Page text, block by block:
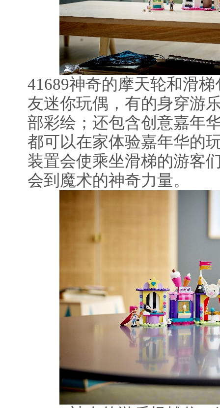
41689神奇的摩天轮和滑
友迷你玩偶，有的身穿游
部彩绘；还包含创意嘉年
都可以在家体验嘉年华的
装置会使乘坐滑梯的游客
会到魔术的神奇力量。